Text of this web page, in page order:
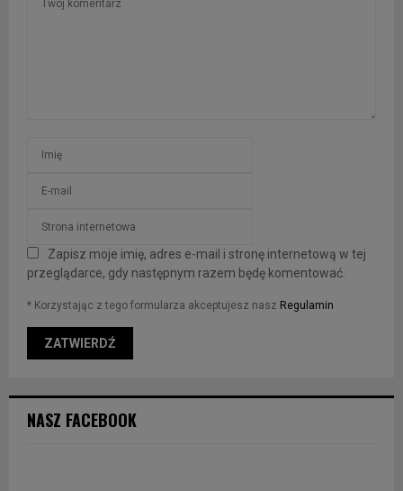
Zapisz moje imię, adres e-mail i stronę internetową w tej
przeglądarce, gdy następnym razem będę komentować.
* Korzystając z tego formularza akceptujesz nasz Regulamin
NASZ FACEBOOK